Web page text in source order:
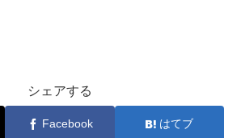
シェアする
Facebook はてブ